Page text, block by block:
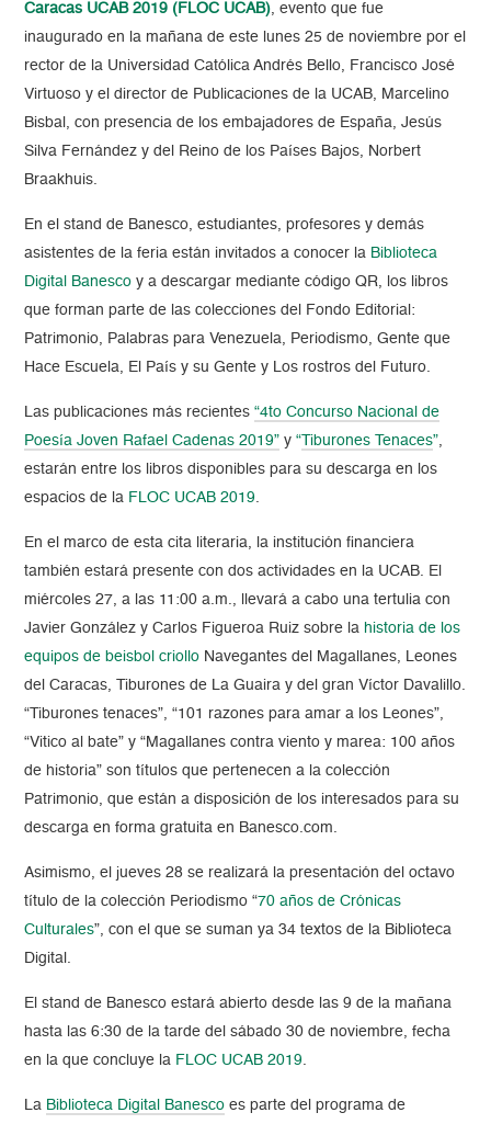
Caracas UCAB 2019 (FLOC UCAB), evento que fue
inaugurado en la mañana de este lunes 25 de noviembre por el
rector de la Universidad Católica Andrés Bello, Francisco José
Virtuoso y el director de Publicaciones de la UCAB, Marcelino
Bisbal, con presencia de los embajadores de España, Jesús
Silva Fernández y del Reino de los Países Bajos, Norbert
Braakhuis.
En el stand de Banesco, estudiantes, profesores y demás
asistentes de la feria están invitados a conocer la Biblioteca
Digital Banesco y a descargar mediante código QR, los libros
que forman parte de las colecciones del Fondo Editorial:
Patrimonio, Palabras para Venezuela, Periodismo, Gente que
Hace Escuela, El País y su Gente y Los rostros del Futuro.
Las publicaciones más recientes“4to Concurso Nacional de
Poesía Joven Rafael Cadenas 2019” y“ Tiburones Tenaces”,
estarán entre los libros disponibles para su descarga en los
espacios de la FLOC UCAB 2019.
En el marco de esta cita literaria, la institución financiera
también estará presente con dos actividades en la UCAB. El
miércoles 27, a las 11:00 a.m., llevará a cabo una tertulia con
Javier González y Carlos Figueroa Ruiz sobre la historia de los
equipos de beisbol criollo Navegantes del Magallanes, Leones
del Caracas, Tiburones de La Guaira y del gran Víctor Davalillo.
“Tiburones tenaces”, “101 razones para amar a los Leones”,
“Vitico al bate” y “Magallanes contra viento y marea: 100 años
de historia” son títulos que pertenecen a la colección
Patrimonio, que están a disposición de los interesados para su
descarga en forma gratuita en Banesco.com.
Asimismo, el jueves 28 se realizará la presentación del octavo
título de la colección Periodismo “70 años de Crónicas
Culturales”, con el que se suman ya 34 textos de la Biblioteca
Digital.
El stand de Banesco estará abierto desde las 9 de la mañana
hasta las 6:30 de la tarde del sábado 30 de noviembre, fecha
en la que concluye la FLOC UCAB 2019.
La Biblioteca Digital Banesco es parte del programa de